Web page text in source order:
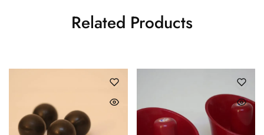
Related Products